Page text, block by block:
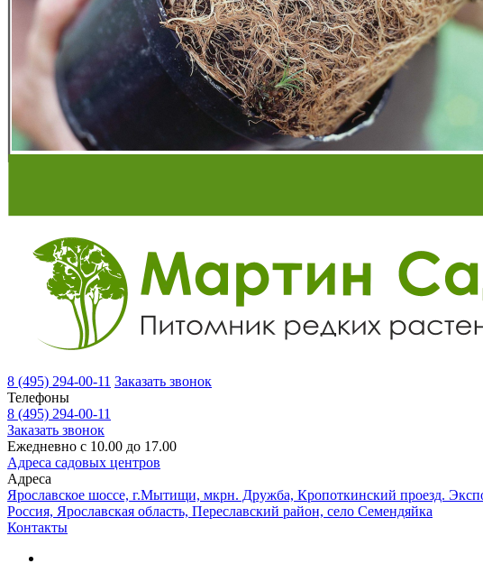
8 (495) 294-00-11 Заказать звонок
Телефоны
8 (495) 294-00-11
Заказать звонок
Ежедневно с 10.00 до 17.00
Адреса садовых центров
Адреса
Ярославское шоссе, г.Мытищи, мкрн. Дружба, Кропоткинский проезд.
Россия, Ярославская область, Переславский район, село Семендяйка
Контакты